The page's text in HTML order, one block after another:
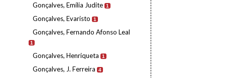
Gonçalves, Emília Judite 1
Gonçalves, Evaristo 1
Gonçalves, Fernando Afonso Leal
1
Gonçalves, Henriqueta 1
Gonçalves, J. Ferreira 4